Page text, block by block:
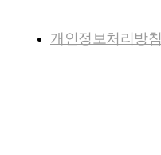
개인정보처리방침